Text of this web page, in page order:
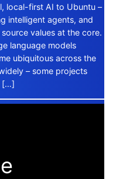
local-first AI to Ubuntu –
intelligent agents, and
values at the core.
language models
ubiquitous across the
– some projects
[…]